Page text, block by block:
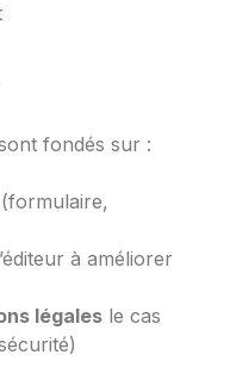
fondés sur :
(formulaire,
à améliorer
légales le cas